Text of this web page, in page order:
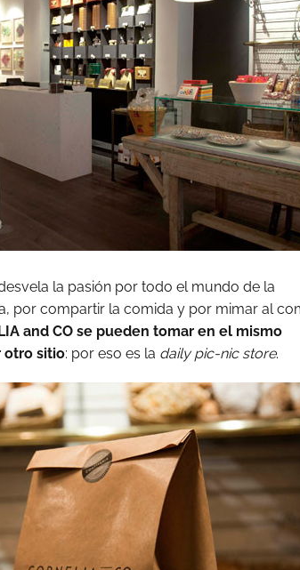
la pasión por todo el mundo de la
por compartir la comida y por mimar al
and CO se pueden tomar en el mismo
otro sitio: por eso es la daily pic-nic store.